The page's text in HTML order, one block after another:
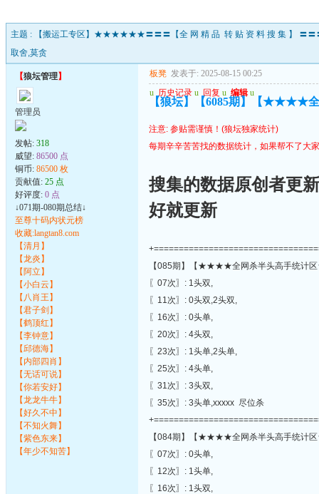
主题 :
【搬运工专区】★★★★★★〓〓〓【全 网 精 品 转 贴 资 料 搜 集 】
取舍,莫贪
【狼坛管理】
管理员
发帖: 318
威望: 86500 点
铜币: 86500 枚
贡献值: 25 点
好评度: 0 点
↓071期-080期总结↓
至尊十码内状元榜
收藏:langtan8.com
【清月】
【龙炎】
【阿立】
【小白云】
【八肖王】
【君子剑】
【鹤顶红】
【李钟意】
【邱德海】
【内部四肖】
【无话可说】
【你若安好】
【龙龙牛牛】
【好久不中】
【不知火舞】
【紫色东来】
【年少不知苦】
板凳 发表于: 2025-08-15 00:25
u 历史记录 u 回复 u 编辑 u
【狼坛】【6085期】【★★★★
注意: 参贴需谨慎！(狼坛独家统计)
每期辛辛苦苦找的数据统计，如果帮不了大
搜集的数据原创者更
好就更新
【085期】【★★★★全网杀半头高手统计
〖07次〗: 1头双,
〖11次〗: 0头双,2头双,
〖16次〗: 0头单,
〖20次〗: 4头双,
〖23次〗: 1头单,2头单,
〖25次〗: 4头单,
〖31次〗: 3头双,
〖35次〗: 3头单,xxxxx 尽位杀
【084期】【★★★★全网杀半头高手统计
〖07次〗: 0头单,
〖12次〗: 1头单,
〖16次〗: 1头双,